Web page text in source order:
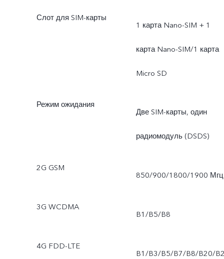
поставщика. Все это не
влияет на мощность
зарядки в 66 Вт и
(только для продуктов,
реализуемых в
Марокко, Непале,
Слот для SIM-карты
1 карта Nano-SIM + 1
карта Nano-SIM/1 карта
Micro SD
Режим ожидания
Две SIM-карты, один
радиомодуль (DSDS)
2G GSM
850/900/1800/1900 Мгц
3G WCDMA
B1/B5/B8
4G FDD-LTE
B1/B3/B5/B7/B8/B20/